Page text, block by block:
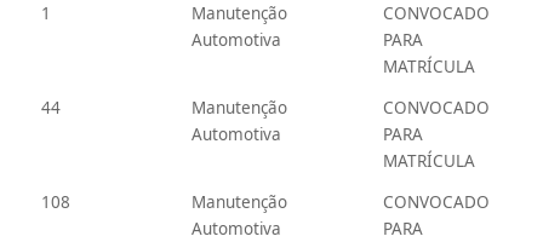
1
Manutenção
Automotiva
CONVOCADO
PARA
MATRÍCULA
44
Manutenção
Automotiva
CONVOCADO
PARA
MATRÍCULA
108
Manutenção
Automotiva
CONVOCADO
PARA